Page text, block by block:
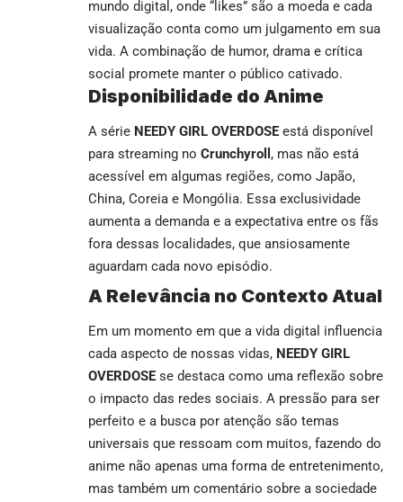
mundo digital, onde “likes” são a moeda e cada
visualização conta como um julgamento em sua
vida. A combinação de humor, drama e crítica
social promete manter o público cativado.
Disponibilidade do Anime
A série NEEDY GIRL OVERDOSEestá disponível
para streaming no Crunchyroll , mas não está
acessível em algumas regiões, como Japão,
China, Coreia e Mongólia. Essa exclusividade
aumenta a demanda e a expectativa entre os fãs
fora dessas localidades, que ansiosamente
aguardam cada novo episódio.
A Relevância no Contexto Atual
Em um momento em que a vida digital influencia
cada aspecto de nossas vidas, NEEDY GIRL
OVERDOSEse destaca como uma reflexão sobre
o impacto das redes sociais. A pressão para ser
perfeito e a busca por atenção são temas
universais que ressoam com muitos, fazendo do
anime não apenas uma forma de entretenimento,
mas também um comentário sobre a sociedade